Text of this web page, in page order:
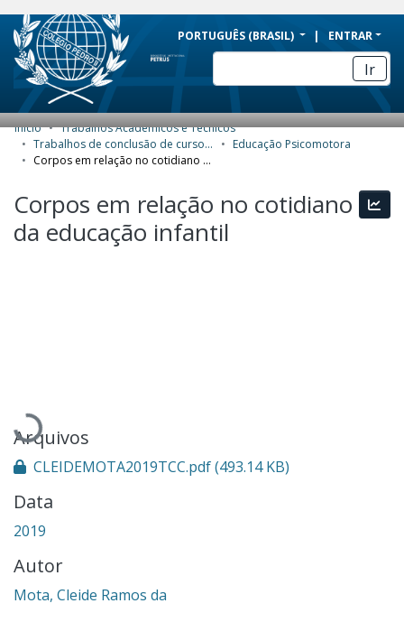
BRAZIL
Simplifique!
Comunica BR
Participe
Acesso à informação
Canais
PORTUGUÊS (BRASIL) ENTRAR
Ir
COMUNIDADES E COLEÇÕES
ESTATÍSTICAS
SOBRE
Início
Trabalhos Acadêmicos e Técnicos
Trabalhos de conclusão de curso de Especialização
Educação Psicomotora
Corpos em relação no cotidiano da educação infantil
Corpos em relação no cotidiano
da educação infantil
Carregando...
Arquivos
CLEIDEMOTA2019TCC.pdf(493.14 KB)
Data
2019
Autor
Mota, Cleide Ramos da